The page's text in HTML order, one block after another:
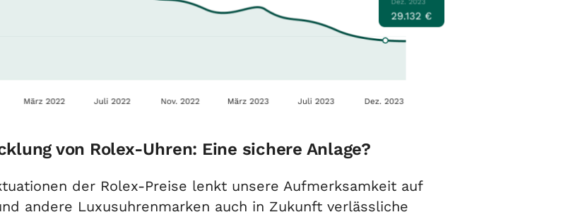
von Rolex-Uhren: Eine sichere Anlage?
der Rolex-Preise lenkt unsere Aufmerksamkeit auf
andere Luxusuhrenmarken auch in Zukunft verlässliche